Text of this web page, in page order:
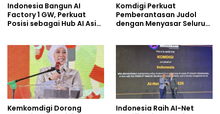
Indonesia Bangun AI
Factory 1 GW, Perkuat
Posisi sebagai Hub AI Asia
Komdigi Perkuat
Pemberantasan Judol
dengan Menyasar Seluruh
Kemkomdigi Dorong
Indonesia Raih AI-Net